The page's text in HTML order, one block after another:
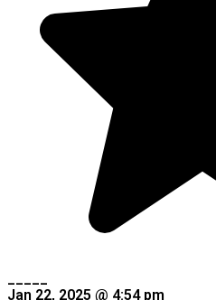
Jan 22, 2025 @ 4:54 pm